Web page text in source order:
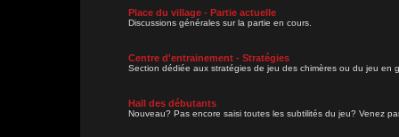
Place du village - Partie actuelle
Discussions générales sur la partie en cours.
Centre d'entrainement - Stratégies
Section dédiée aux stratégies de jeu des chimères ou du jeu en
Hall des débutants
Nouveau? Pas encore saisi toutes les subtilités du jeu? Venez